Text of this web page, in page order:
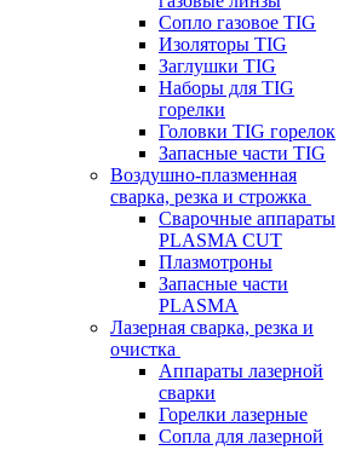
Сопло газовое TIG
Изоляторы TIG
Заглушки TIG
Наборы для TIG
горелки
Головки TIG горелок
Запасные части TIG
Воздушно-плазменная
сварка, резка и строжка
Сварочные аппараты
PLASMA CUT
Плазмотроны
Запасные части
PLASMA
Лазерная сварка, резка и
очистка
Аппараты лазерной
сварки
Горелки лазерные
Сопла для лазерной